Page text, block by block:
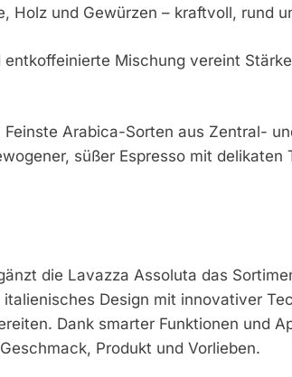
Holz und Gewürzen – kraftvoll, rund
Mischung vereint
Arabica-Sorten aus Zentral-
süßer Espresso mit delikaten
die Lavazza Assoluta das
Design mit innovativer
Dank smarter Funktionen und
Produkt und Vorlieben.